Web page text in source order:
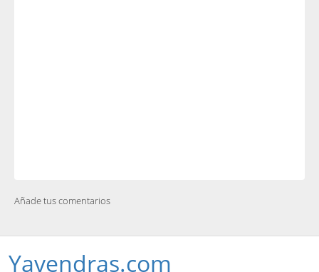
Añade tus comentarios
Yavendras.com